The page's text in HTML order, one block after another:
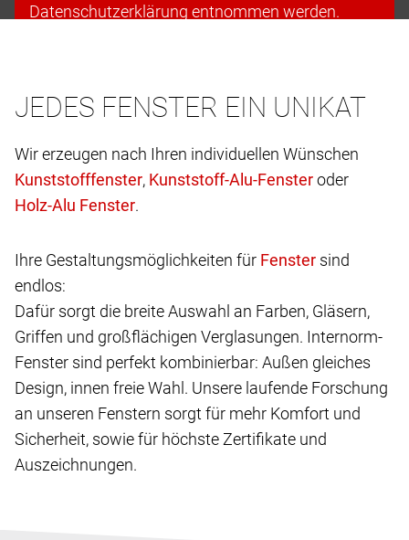
Datenschutzerklärung entnommen werden.
JEDES FENSTER EIN UNIKAT
Wir erzeugen nach Ihren individuellen Wünschen
,
oder
.
Ihre Gestaltungsmöglichkeiten für
sind
endlos:
Dafür sorgt die breite Auswahl an Farben, Gläsern,
Griffen und großflächigen Verglasungen. Internorm-
Fenster sind perfekt kombinierbar: Außen gleiches
Design, innen freie Wahl. Unsere laufende Forschung
an unseren Fenstern sorgt für mehr Komfort und
Sicherheit, sowie für höchste Zertifikate und
Auszeichnungen.